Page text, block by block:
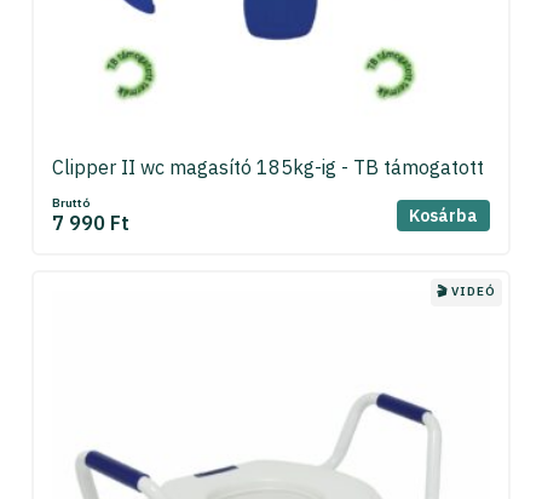
Clipper II wc magasító 185kg-ig - TB támogatott
Bruttó
7 990 Ft Kosárba
🎬 VIDEÓ